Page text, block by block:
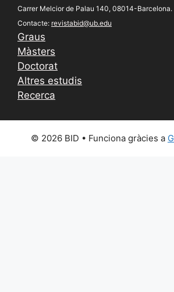
Carrer Melcior de Palau 140, 08014-Barcelona.
Contacte: revistabid@ub.edu
Graus
Màsters
Doctorat
Altres estudis
Recerca
© 2026 BID • Funciona gràcies a